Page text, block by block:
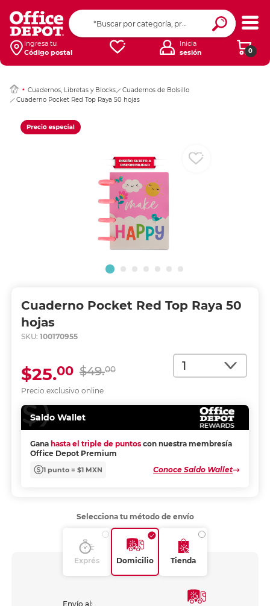
Ingresa tu
Código postal
0
Inicia
sesión
Cuadernos, Libretas y Blocks
Cuadernos de Bolsillo
Cuaderno Pocket Red Top Raya 50 hojas
Cuaderno Pocket Red Top Raya 50
hojas
SKU: 100170955
Cantidad
Precio exclusivo online
$49.00
$25.00
Saldo Wallet
Gana hasta el triple de puntos con nuestra membresía
Office Depot Premium
1 punto = $1 MXN Conoce Saldo Wallet
Ingresar Codigo
Selecciona tu método de envío
Exprés Domicilio Tienda
Envío al: